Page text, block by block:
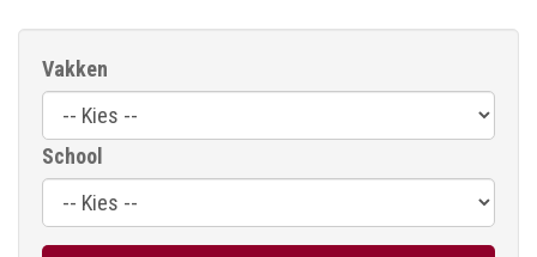
Vakken
School